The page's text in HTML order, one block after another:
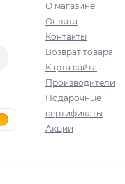
О магазине
Оплата
Контакты
Возврат товара
Карта сайта
Производители
Подарочные
сертификаты
Акции